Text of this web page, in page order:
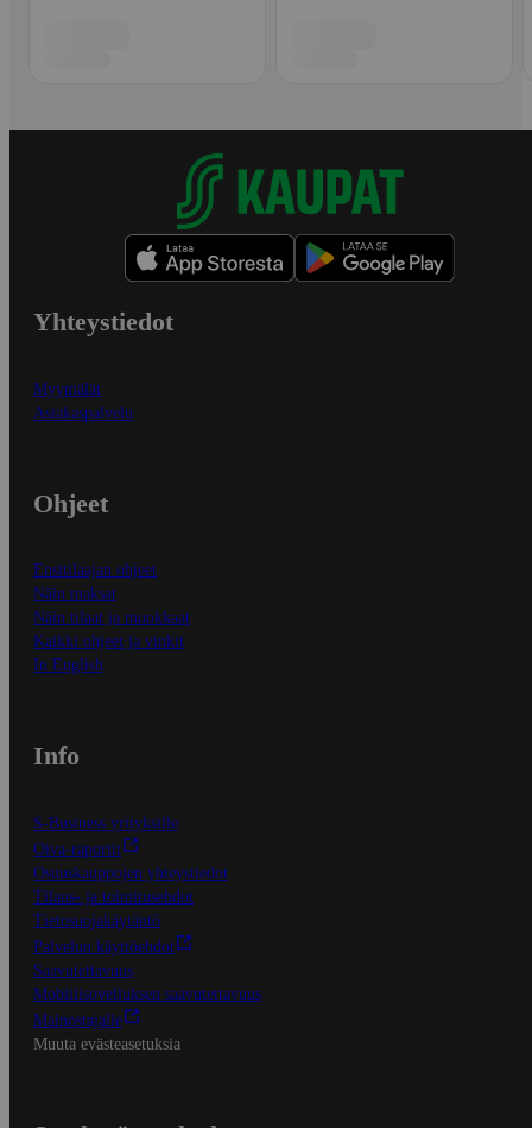
Yhteystiedot
Myymälät
Asiakaspalvelu
Ohjeet
Ensitilaajan ohjeet
Näin maksat
Näin tilaat ja muokkaat
Kaikki ohjeet ja vinkit
In English
Info
S-Business yrityksille
Oiva-raportit
Osuuskauppojen yhteystiedot
Tilaus- ja toimitusehdot
Tietosuojakäytäntö
Palvelun käyttöehdot
Saavutettavuus
Mobiilisovelluksen saavutettavuus
Mainostajalle
Muuta evästeasetuksia